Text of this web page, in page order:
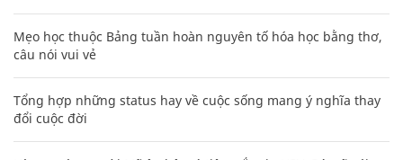
Mẹo học thuộc Bảng tuần hoàn nguyên tố hóa học bằng thơ,
câu nói vui vẻ
Tổng hợp những status hay về cuộc sống mang ý nghĩa thay
đổi cuộc đời